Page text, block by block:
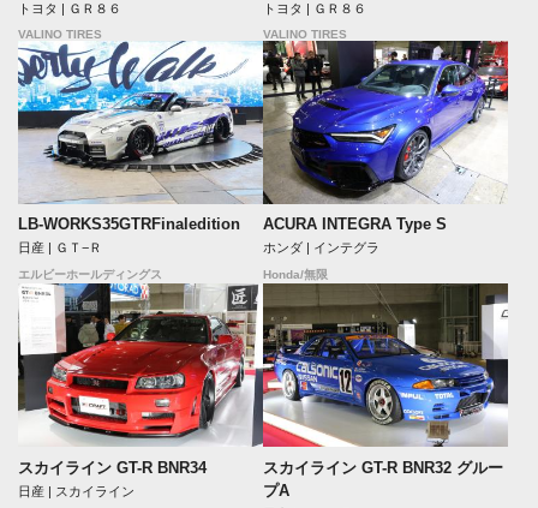
トヨタ | ＧＲ８６
VALINO TIRES
トヨタ | ＧＲ８６
VALINO TIRES
LB-WORKS35GTRFinaledition
日産 | ＧＴ−Ｒ
エルビーホールディングス
ACURA INTEGRA Type S
ホンダ | インテグラ
Honda/無限
スカイライン GT-R BNR34
日産 | スカイライン
スカイライン GT-R BNR32 グルー
プA